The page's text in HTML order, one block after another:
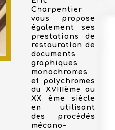
Charpentier
vous propose
également ses
prestations de
restauration de
documents
graphiques
monochromes
et polychromes
du XVIIIème au
XX ème siècle
en utilisant
des procédés
mécano-